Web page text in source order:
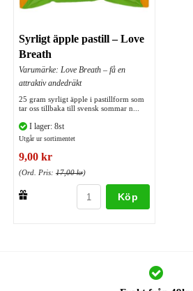
Syrligt äpple pastill – Love
Breath
Varumärke: Love Breath – få en
attraktiv andedräkt
25 gram syrligt äpple i pastillform som
tar oss tillbaka till svensk sommar n...
I lager: 8st
Utgår ur sortimentet
9,00 kr
(Ord. Pris: 17,00 kr)
Köp